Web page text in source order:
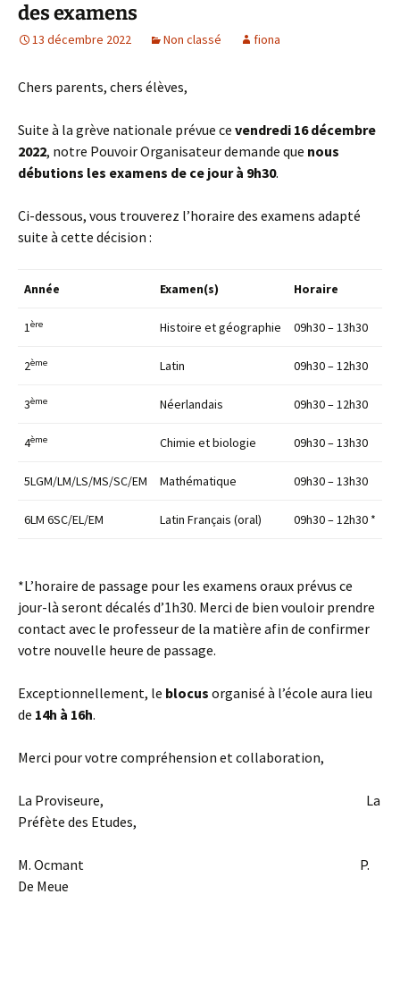
des examens
13 décembre 2022 Non classé fiona
Chers parents, chers élèves,
Suite à la grève nationale prévue ce vendredi 16 décembre
2022, notre Pouvoir Organisateur demande que nous
débutions les examens de ce jour à 9h30.
Ci-dessous, vous trouverez l’horaire des examens adapté
suite à cette décision :
Année Examen(s) Horaire
1ère Histoire et géographie 09h30 – 13h30
2ème Latin 09h30 – 12h30
3ème Néerlandais 09h30 – 12h30
4ème Chimie et biologie 09h30 – 13h30
5LGM/LM/LS/MS/SC/EM Mathématique 09h30 – 13h30
6LM 6SC/EL/EM Latin Français (oral) 09h30 – 12h30 *
*L’horaire de passage pour les examens oraux prévus ce
jour-là seront décalés d’1h30. Merci de bien vouloir prendre
contact avec le professeur de la matière afin de confirmer
votre nouvelle heure de passage.
Exceptionnellement, le blocus organisé à l’école aura lieu
de 14h à 16h.
Merci pour votre compréhension et collaboration,
La Proviseure, La
Préfète des Etudes,
M. Ocmant P.
De Meue